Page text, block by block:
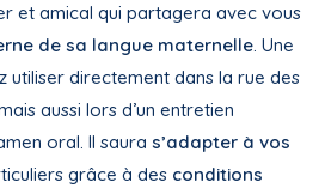
et amical qui partagera avec vous
de sa langue maternelle. Une
utiliser directement dans la rue des
aussi lors d’un entretien
oral. Il saura s’adapter à vos
grâce à des conditions